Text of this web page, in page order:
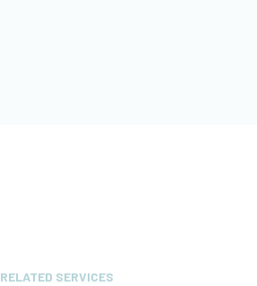
RELATED SERVICES